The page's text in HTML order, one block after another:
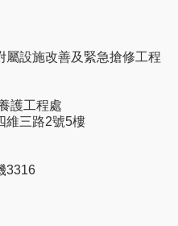
屬設施改善及緊急搶修工程
護工程處
維三路2號5樓
3316